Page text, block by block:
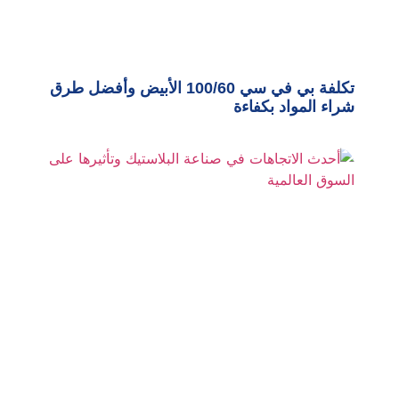
تكلفة بي في سي 100/60 الأبيض وأفضل طرق
شراء المواد بكفاءة